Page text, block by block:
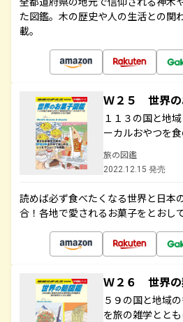
た図鑑。木の歴史や人の生活との関
載。
Ｗ２５ 世界
１１３の国と地
ーカルおやつを
旅の図鑑
2022.12.15 発売
読めば必ず食べたくなる世界と日本
合！各地で愛されるお菓子をとおし
Ｗ２６ 世界
５９の国と地域
を旅の雑学とと